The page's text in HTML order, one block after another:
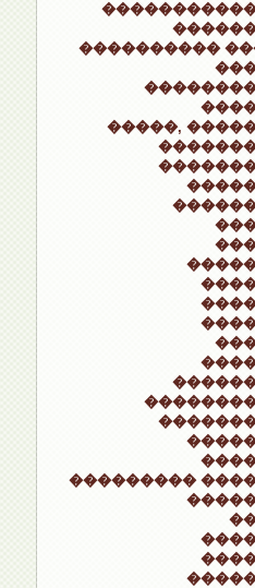
����������
�����,
���������